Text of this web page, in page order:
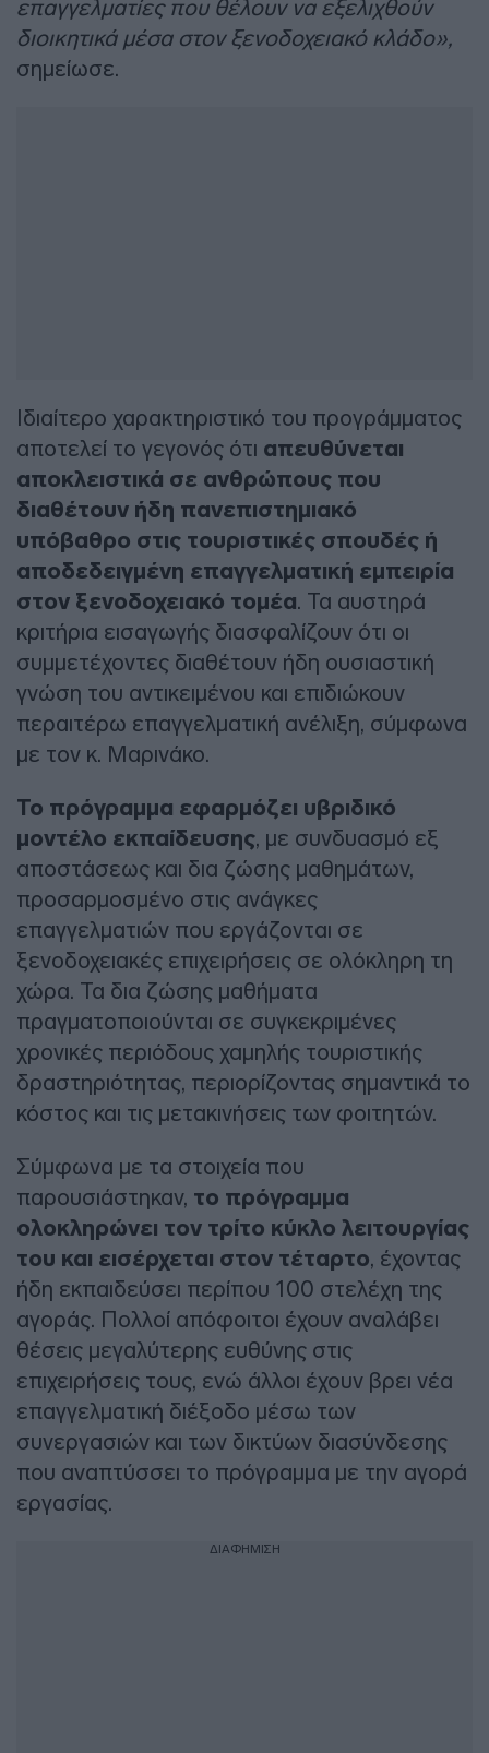
επαγγελματίες που θέλουν να εξελιχθούν
διοικητικά μέσα στον ξενοδοχειακό κλάδο»,
σημείωσε.
Ιδιαίτερο χαρακτηριστικό του προγράμματος
αποτελεί το γεγονός ότι απευθύνεται
αποκλειστικά σε ανθρώπους που
διαθέτουν ήδη πανεπιστημιακό
υπόβαθρο στις τουριστικές σπουδές ή
αποδεδειγμένη επαγγελματική εμπειρία
στον ξενοδοχειακό τομέα. Τα αυστηρά
κριτήρια εισαγωγής διασφαλίζουν ότι οι
συμμετέχοντες διαθέτουν ήδη ουσιαστική
γνώση του αντικειμένου και επιδιώκουν
περαιτέρω επαγγελματική ανέλιξη, σύμφωνα
με τον κ. Μαρινάκο.
Το πρόγραμμα εφαρμόζει υβριδικό
μοντέλο εκπαίδευσης, με συνδυασμό εξ
αποστάσεως και δια ζώσης μαθημάτων,
προσαρμοσμένο στις ανάγκες
επαγγελματιών που εργάζονται σε
ξενοδοχειακές επιχειρήσεις σε ολόκληρη τη
χώρα. Τα δια ζώσης μαθήματα
πραγματοποιούνται σε συγκεκριμένες
χρονικές περιόδους χαμηλής τουριστικής
δραστηριότητας, περιορίζοντας σημαντικά το
κόστος και τις μετακινήσεις των φοιτητών.
Σύμφωνα με τα στοιχεία που
παρουσιάστηκαν, το πρόγραμμα
ολοκληρώνει τον τρίτο κύκλο λειτουργίας
του και εισέρχεται στον τέταρτο, έχοντας
ήδη εκπαιδεύσει περίπου 100 στελέχη της
αγοράς. Πολλοί απόφοιτοι έχουν αναλάβει
θέσεις μεγαλύτερης ευθύνης στις
επιχειρήσεις τους, ενώ άλλοι έχουν βρει νέα
επαγγελματική διέξοδο μέσω των
συνεργασιών και των δικτύων διασύνδεσης
που αναπτύσσει το πρόγραμμα με την αγορά
εργασίας.
ΔΙΑΦΗΜΙΣΗ